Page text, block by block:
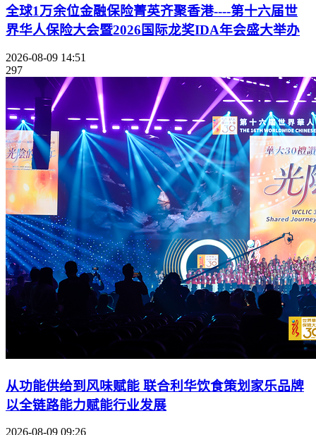
全球1万余位金融保险菁英齐聚香港----第十六届世
界华人保险大会暨2026国际龙奖IDA年会盛大举办
2026-08-09 14:51
297
从功能供给到风味赋能 联合利华饮食策划家乐品牌
以全链路能力赋能行业发展
2026-08-09 09:26